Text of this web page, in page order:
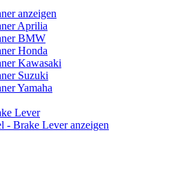
anzeigen
Aprilia
BMW
Honda
Kawasaki
Suzuki
Yamaha
Lever
- Brake Lever anzeigen